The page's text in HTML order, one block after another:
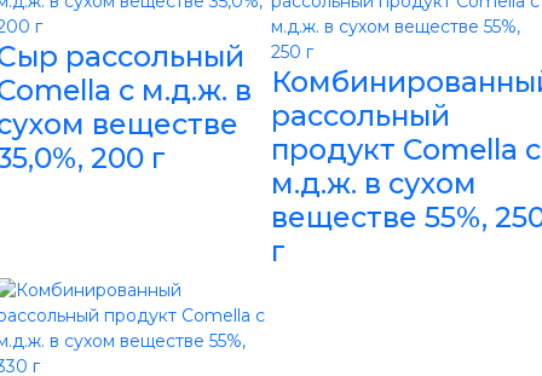
рассольный
с м.д.ж. в
веществе
200 г
рассольный
продукт Comella с
м.д.ж. в сухом
веществе 55%,
г